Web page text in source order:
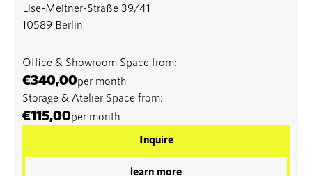
Lise-Meitner-Straße 39/41
10589 Berlin
Office & Showroom Space from:
€340,00per month
Storage & Atelier Space from:
€115,00per month
Inquire
learn more